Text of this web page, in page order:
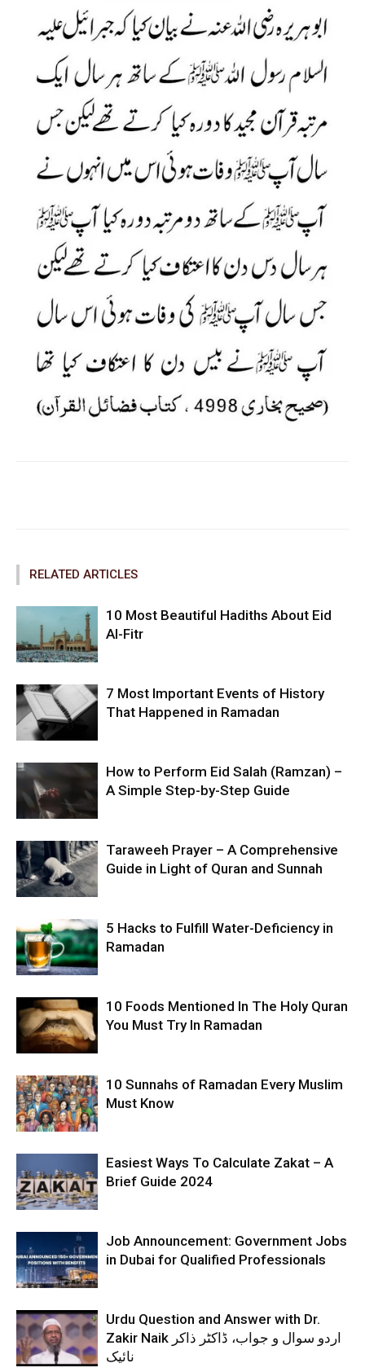
RELATED ARTICLES
10 Most Beautiful Hadiths About Eid
Al-Fitr
7 Most Important Events of History
That Happened in Ramadan
How to Perform Eid Salah (Ramzan) –
A Simple Step-by-Step Guide
Taraweeh Prayer – A Comprehensive
Guide in Light of Quran and Sunnah
5 Hacks to Fulfill Water-Deficiency in
Ramadan
10 Foods Mentioned In The Holy Quran
You Must Try In Ramadan
10 Sunnahs of Ramadan Every Muslim
Must Know
Easiest Ways To Calculate Zakat – A
Brief Guide 2024
Job Announcement: Government Jobs
in Dubai for Qualified Professionals
Urdu Question and Answer with Dr.
Zakir Naik اردو سوال و جواب، ڈاکٹر ذاکر
نائیک